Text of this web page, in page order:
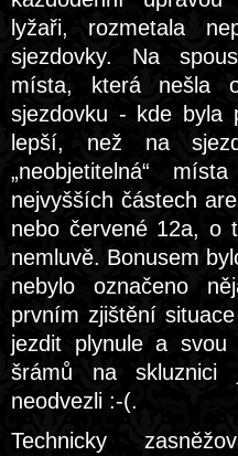
lyžaři, rozmetala
sjezdovky. Na
místa, která nešla
sjezdovku - kde byla
lepší, než na
„neobjetitelná“
nejvyšších částech
nebo červené 12a, o
nemluvě. Bonusem
nebylo označeno
prvním zjištění
jezdit plynule a svou
šrámů na skluznici
neodvezli :-(.
Technicky